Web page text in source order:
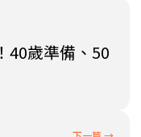
40歲準備、50